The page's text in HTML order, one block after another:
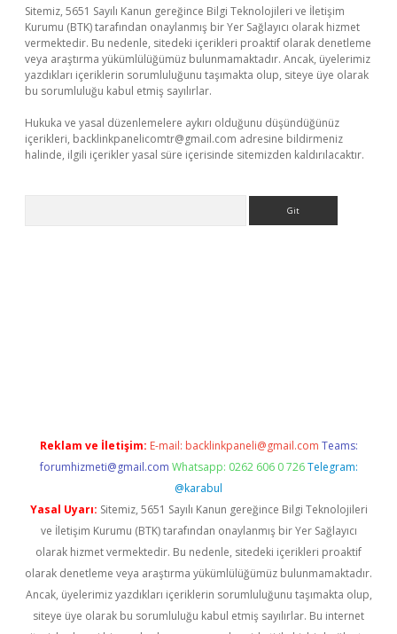
Sitemiz, 5651 Sayılı Kanun gereğince Bilgi Teknolojileri ve İletişim
Kurumu (BTK) tarafından onaylanmış bir Yer Sağlayıcı olarak hizmet
vermektedir. Bu nedenle, sitedeki içerikleri proaktif olarak denetleme
veya araştırma yükümlülüğümüz bulunmamaktadır. Ancak, üyelerimiz
yazdıkları içeriklerin sorumluluğunu taşımakta olup, siteye üye olarak
bu sorumluluğu kabul etmiş sayılırlar.
Hukuka ve yasal düzenlemelere aykırı olduğunu düşündüğünüz
içerikleri, backlinkpanelicomtr@gmail.com adresine bildirmeniz
halinde, ilgili içerikler yasal süre içerisinde sitemizden kaldırılacaktır.
Reklam ve İletişim: E-mail: backlinkpaneli@gmail.com Teams:
forumhizmeti@gmail.com Whatsapp: 0262 606 0 726 Telegram:
@karabul
Yasal Uyarı: Sitemiz, 5651 Sayılı Kanun gereğince Bilgi Teknolojileri
ve İletişim Kurumu (BTK) tarafından onaylanmış bir Yer Sağlayıcı
olarak hizmet vermektedir. Bu nedenle, sitedeki içerikleri proaktif
olarak denetleme veya araştırma yükümlülüğümüz bulunmamaktadır.
Ancak, üyelerimiz yazdıkları içeriklerin sorumluluğunu taşımakta olup,
siteye üye olarak bu sorumluluğu kabul etmiş sayılırlar. Bu internet